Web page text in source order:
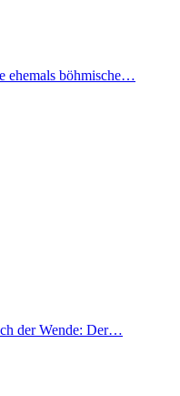
ehemals böhmische…
der Wende: Der…